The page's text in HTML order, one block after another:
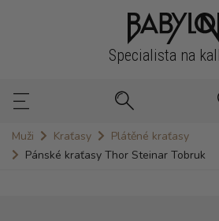
Specialista na
Muži Kraťasy
Plátěné kraťasy
Pánské kraťasy Thor Steinar Tobruk